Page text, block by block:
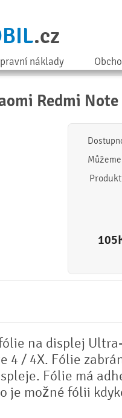
.cz
náklady
Redmi
105
na displej
4 / 4X. Fólie
Fólie má
je možné fólii